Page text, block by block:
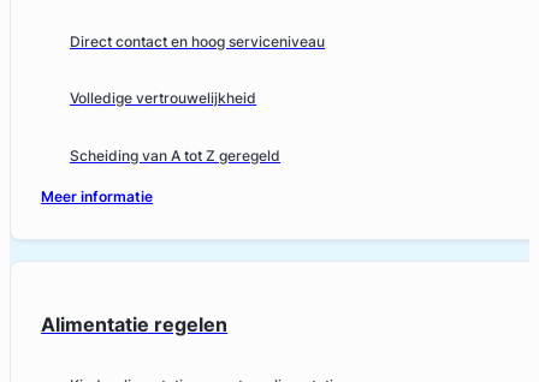
Direct contact en hoog serviceniveau
Volledige vertrouwelijkheid
Scheiding van A tot Z geregeld
Meer informatie
Alimentatie regelen